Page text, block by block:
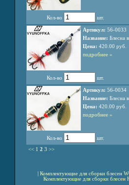
Кол-во шт.
Артикул: 56-0033
Название: Блесна
Цена: 420.00 руб.
подробнее »
Кол-во шт.
Артикул: 56-0034
Название: Блесна
Цена: 420.00 руб.
подробнее »
Кол-во шт.
<< 1 2 3 >>
Комплектующие для сборки блесен
Комплектующие для сборки блесен